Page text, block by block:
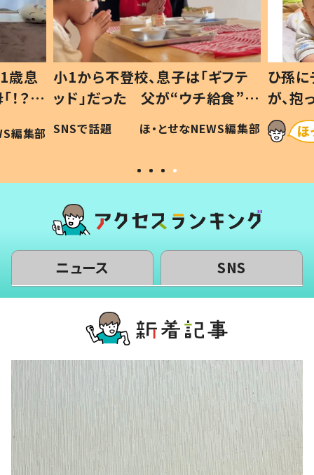
フテ
食”を
編集部
ひ孫にデレデレな80歳じいじ
が、抱っこすると…ひ孫の反応に
「涙が出ました」「可愛くて仕方な
い」
ほ・とせなNEWS編集部
ニュース SNS